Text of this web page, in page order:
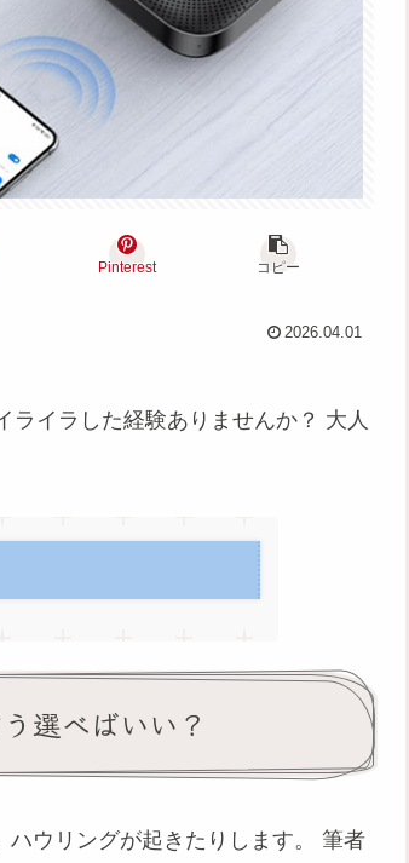
Pinterest コピー
2026.04.01
イラした経験ありませんか？ 大人
選べばいい？
ウリングが起きたりします。 筆者